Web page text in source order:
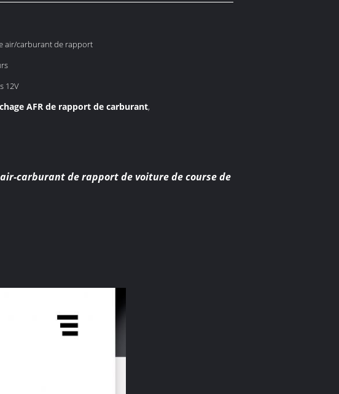
air/carburant de rapport
12V
AFR de rapport de carburant,
carburant de rapport de voiture de course de